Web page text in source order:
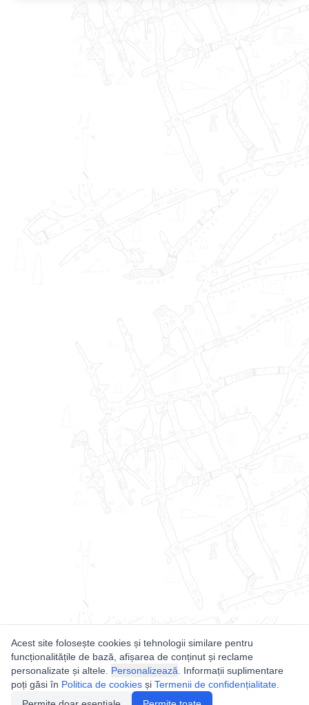
Acest site folosește cookies și tehnologii similare pentru
funcționalitățile de bază, afișarea de conținut și reclame
personalizate și altele. Personalizează . Informații suplimentare
poți găsi în Politica de cookies și Termenii de confidențialitate